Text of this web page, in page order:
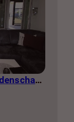
Stilvolles Wohnen trifft Leidenschaft: Glaswand verbindet Wohnraum & Garage